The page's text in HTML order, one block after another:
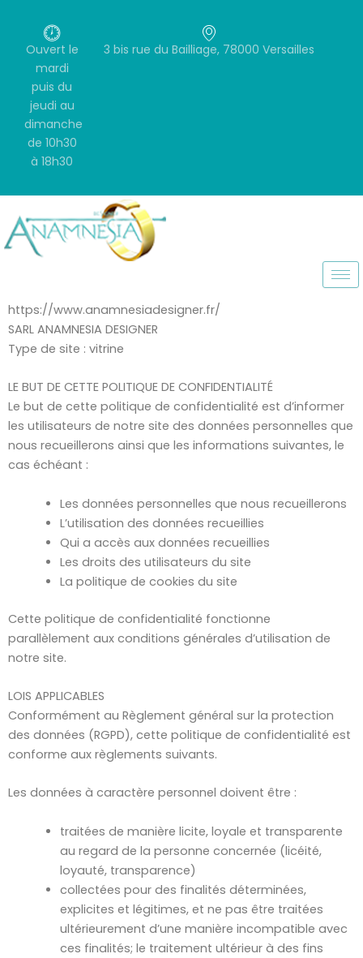
contenuOuvert le
mardi
puis du
jeudi au
dimanche
de 10h30
à 18h30
3 bis rue du Bailliage, 78000 Versailles
https://www.anamnesiadesigner.fr/
SARL ANAMNESIA DESIGNER
Type de site : vitrine
LE BUT DE CETTE POLITIQUE DE CONFIDENTIALITÉ
Le but de cette politique de confidentialité est d’informer
les utilisateurs de notre site des données personnelles que
nous recueillerons ainsi que les informations suivantes, le
cas échéant :
Les données personnelles que nous recueillerons
L’utilisation des données recueillies
Qui a accès aux données recueillies
Les droits des utilisateurs du site
La politique de cookies du site
Cette politique de confidentialité fonctionne
parallèlement aux conditions générales d’utilisation de
notre site.
LOIS APPLICABLES
Conformément au Règlement général sur la protection
des données (RGPD), cette politique de confidentialité est
conforme aux règlements suivants.
Les données à caractère personnel doivent être :
traitées de manière licite, loyale et transparente
au regard de la personne concernée (licéité,
loyauté, transparence)
collectées pour des finalités déterminées,
explicites et légitimes, et ne pas être traitées
ultérieurement d’une manière incompatible avec
ces finalités; le traitement ultérieur à des fins